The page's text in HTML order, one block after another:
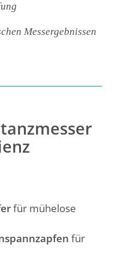
Messergebnissen
für mühelose
für